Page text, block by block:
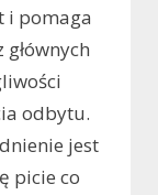
i pomaga
odbytu.
jest
picie co